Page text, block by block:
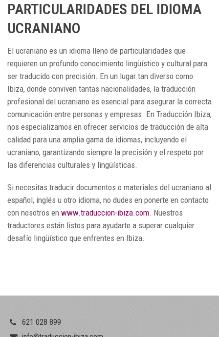
PARTICULARIDADES DEL IDIOMA
UCRANIANO
El ucraniano es un idioma lleno de particularidades que
requieren un profundo conocimiento lingüístico y cultural para
ser traducido con precisión. En un lugar tan diverso como
Ibiza, donde conviven tantas nacionalidades, la traducción
profesional del ucraniano es esencial para asegurar la correcta
comunicación entre personas y empresas. En Traducción Ibiza,
nos especializamos en ofrecer servicios de traducción de alta
calidad para una amplia gama de idiomas, incluyendo el
ucraniano, garantizando siempre la precisión y el respeto por
las diferencias culturales y lingüísticas.
Si necesitas traducir documentos o materiales del ucraniano al
español, inglés u otro idioma, no dudes en ponerte en contacto
con nosotros en www.traduccion-ibiza.com. Nuestros
traductores están listos para ayudarte a superar cualquier
desafío lingüístico que enfrentes en Ibiza.
621 028 899